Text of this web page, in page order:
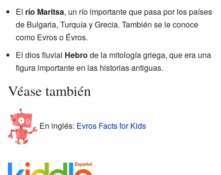
El río Maritsa, un río importante que pasa por los países
de Bulgaria, Turquía y Grecia. También se le conoce
como Evros o Évros.
El dios fluvial Hebro de la mitología griega, que era una
figura importante en las historias antiguas.
Véase también
En inglés: Evros Facts for Kids